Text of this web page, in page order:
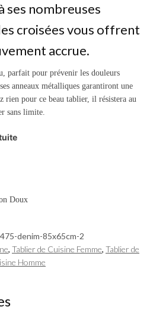
ses nombreuses
croisées vous offrent
accrue.
parfait pour prévenir les douleurs
anneaux métalliques garantiront une
rien pour ce beau tablier, il résistera au
sans limite.
Doux
denim-85x65cm-2
, Tablier de Cuisine Femme, Tablier de
Homme